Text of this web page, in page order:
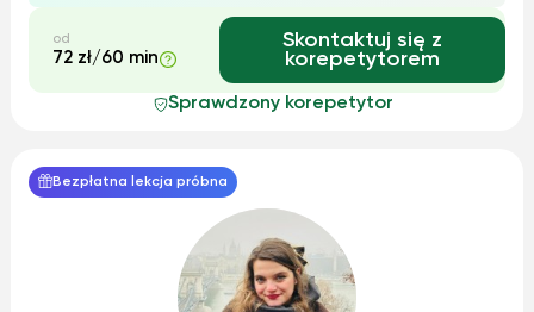
od
72 zł/60 min
Skontaktuj się z
korepetytorem
Sprawdzony korepetytor
Bezpłatna lekcja próbna